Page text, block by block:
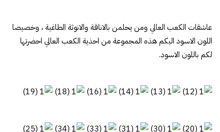
عاشقات الكعب العالي ومن يحلمن بالاناقة والانوثة الطاغية ، وخصيصا
اللون الاسود اليكم هذه المجموعة من احذية الكعب العالي احضرتها
لكم باللون الاسود.